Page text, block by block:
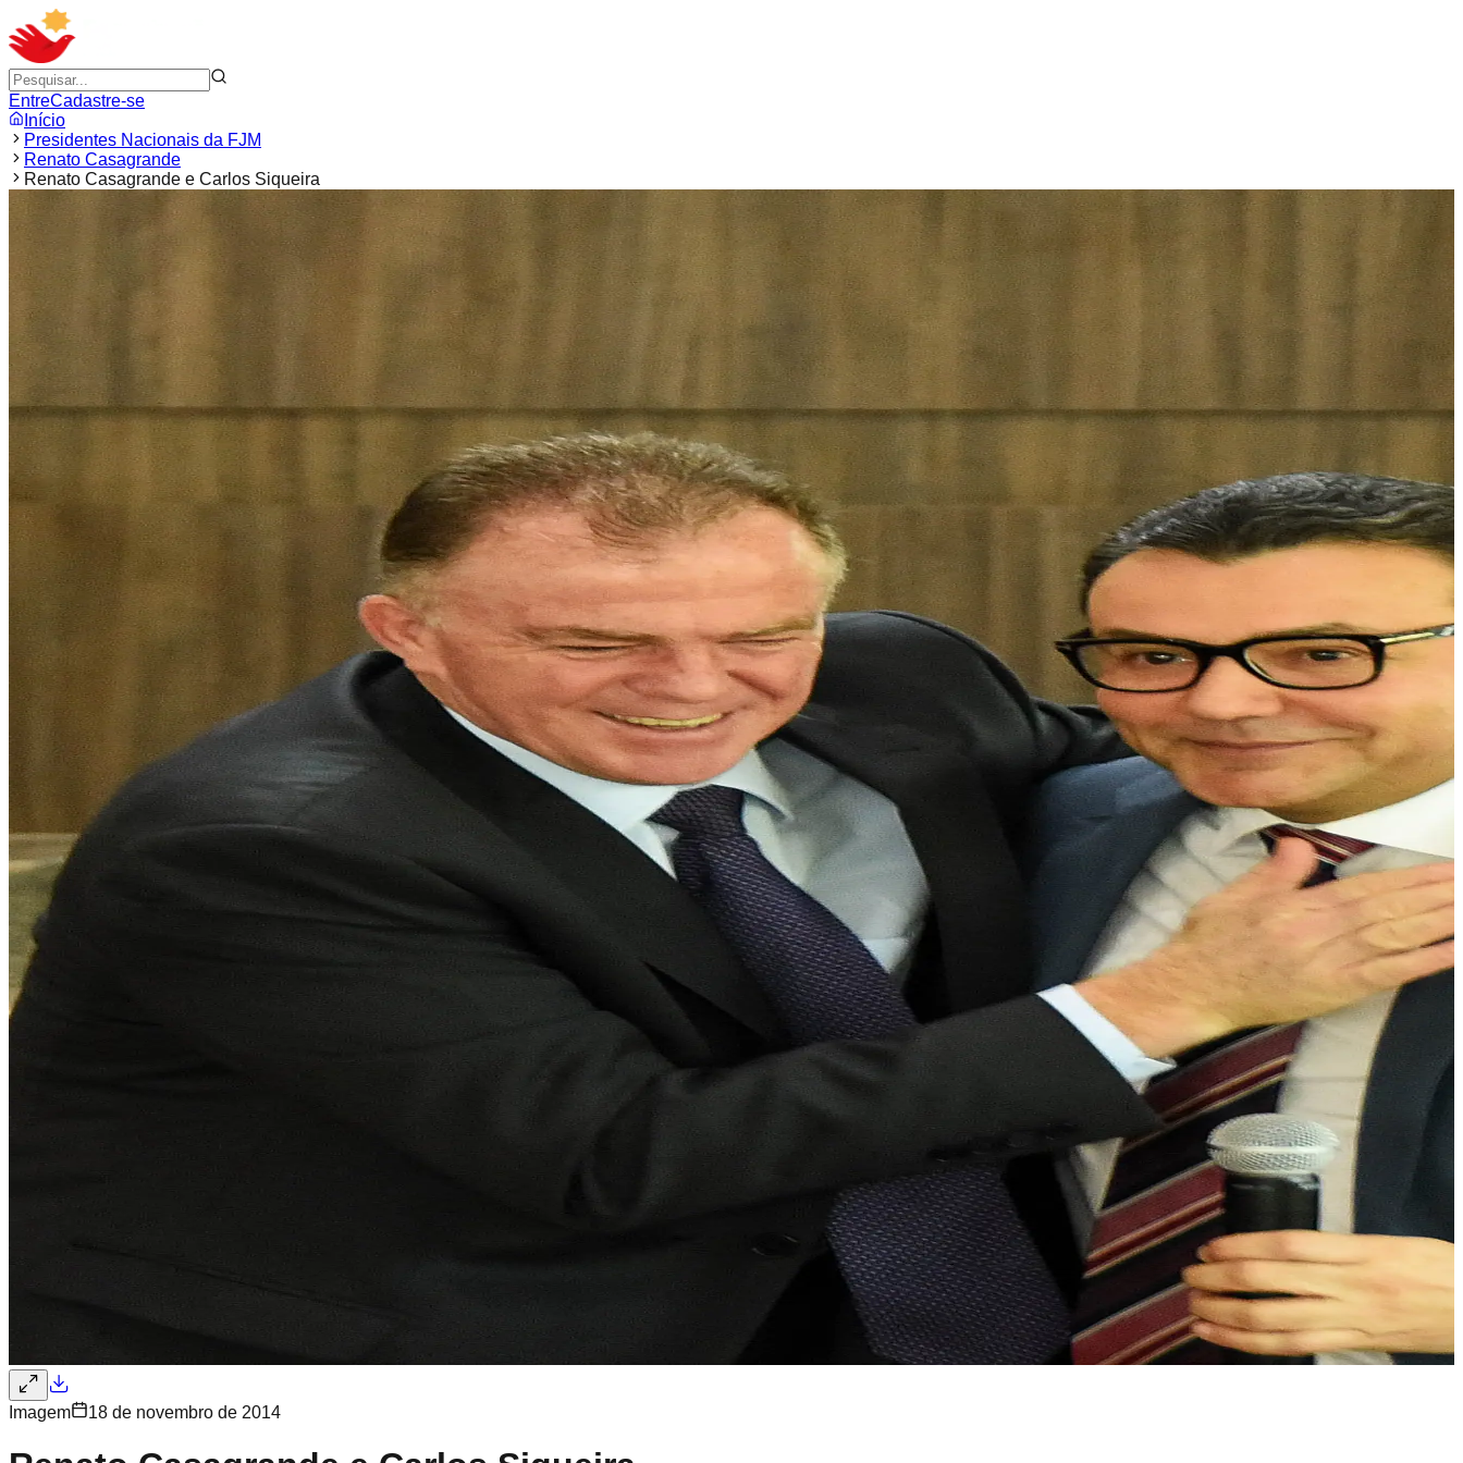
EntreCadastre-se
Início
Presidentes Nacionais da FJM
Renato Casagrande
Renato Casagrande e Carlos Siqueira
Imagem 18 de novembro de 2014